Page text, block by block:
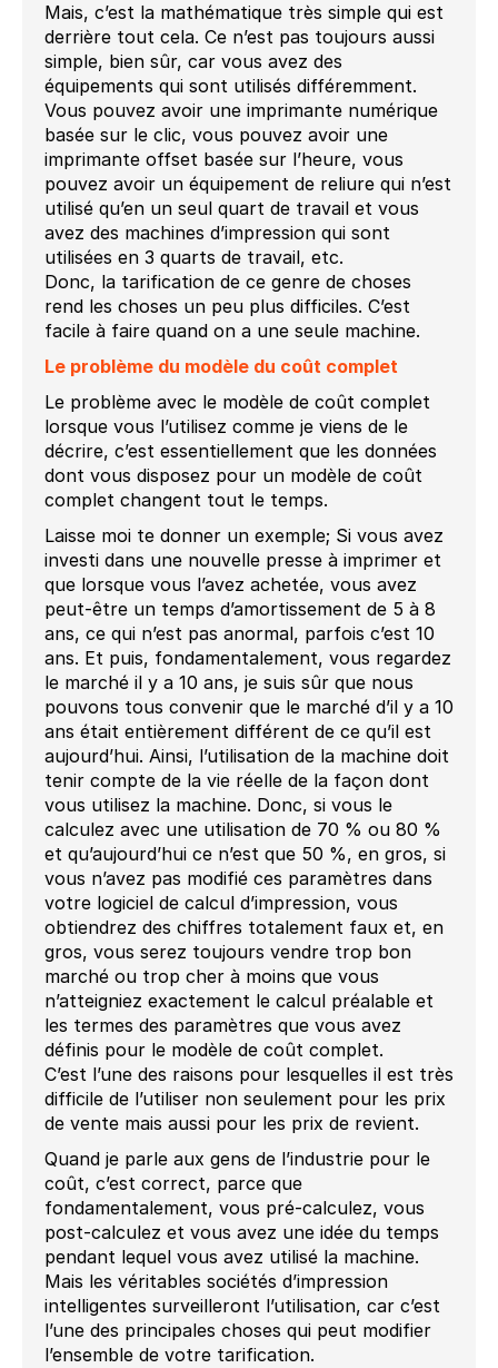
Mais, c’est la mathématique très simple qui est
derrière tout cela. Ce n’est pas toujours aussi
simple, bien sûr, car vous avez des
équipements qui sont utilisés différemment.
Vous pouvez avoir une imprimante numérique
basée sur le clic, vous pouvez avoir une
imprimante offset basée sur l’heure, vous
pouvez avoir un équipement de reliure qui n’est
utilisé qu’en un seul quart de travail et vous
avez des machines d’impression qui sont
utilisées en 3 quarts de travail, etc.
Donc, la tarification de ce genre de choses
rend les choses un peu plus difficiles. C’est
facile à faire quand on a une seule machine.
Le problème du modèle du coût complet
Le problème avec le modèle de coût complet
lorsque vous l’utilisez comme je viens de le
décrire, c’est essentiellement que les données
dont vous disposez pour un modèle de coût
complet changent tout le temps.
Laisse moi te donner un exemple; Si vous avez
investi dans une nouvelle presse à imprimer et
que lorsque vous l’avez achetée, vous avez
peut-être un temps d’amortissement de 5 à 8
ans, ce qui n’est pas anormal, parfois c’est 10
ans. Et puis, fondamentalement, vous regardez
le marché il y a 10 ans, je suis sûr que nous
pouvons tous convenir que le marché d’il y a 10
ans était entièrement différent de ce qu’il est
aujourd’hui. Ainsi, l’utilisation de la machine doit
tenir compte de la vie réelle de la façon dont
vous utilisez la machine. Donc, si vous le
calculez avec une utilisation de 70 % ou 80 %
et qu’aujourd’hui ce n’est que 50 %, en gros, si
vous n’avez pas modifié ces paramètres dans
votre logiciel de calcul d’impression, vous
obtiendrez des chiffres totalement faux et, en
gros, vous serez toujours vendre trop bon
marché ou trop cher à moins que vous
n’atteigniez exactement le calcul préalable et
les termes des paramètres que vous avez
définis pour le modèle de coût complet.
C’est l’une des raisons pour lesquelles il est très
difficile de l’utiliser non seulement pour les prix
de vente mais aussi pour les prix de revient.
Quand je parle aux gens de l’industrie pour le
coût, c’est correct, parce que
fondamentalement, vous pré-calculez, vous
post-calculez et vous avez une idée du temps
pendant lequel vous avez utilisé la machine.
Mais les véritables sociétés d’impression
intelligentes surveilleront l’utilisation, car c’est
l’une des principales choses qui peut modifier
l’ensemble de votre tarification.